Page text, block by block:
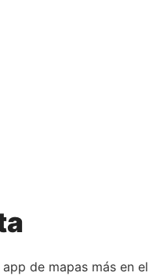
de mapas más en